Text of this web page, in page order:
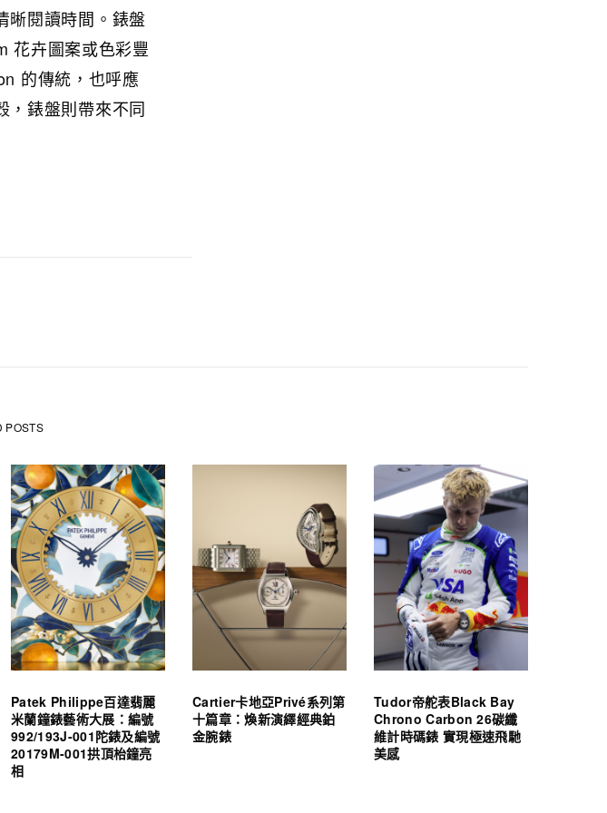
晰閱讀時間。錶盤
花卉圖案或色彩豐
的傳統，也呼應
，錶盤則帶來不同
POSTS
Patek Philippe百達翡麗
米蘭鐘錶藝術大展：編號
992/193J-001陀錶及編號
20179M-001拱頂枱鐘亮
相
Cartier卡地亞Privé系列第
十篇章：煥新演繹經典鉑
金腕錶
Tudor帝舵表Black Bay
Chrono Carbon 26碳纖
維計時碼錶 實現極速飛馳
美感